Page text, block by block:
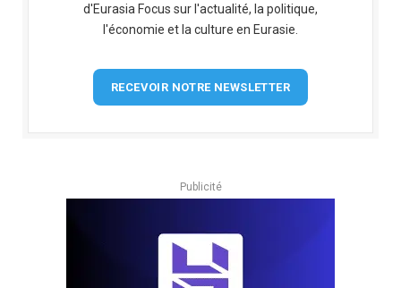
d'Eurasia Focus sur l'actualité, la politique,
l'économie et la culture en Eurasie.
RECEVOIR NOTRE NEWSLETTER
Publicité